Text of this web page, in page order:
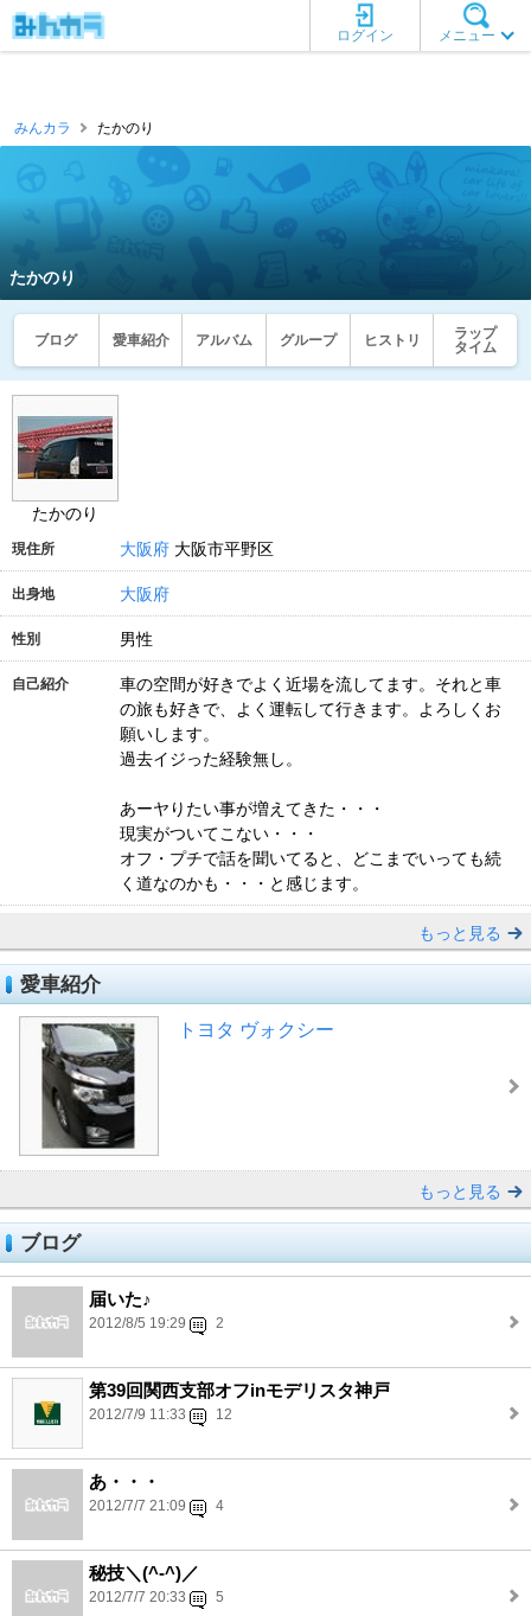
メニュー
ログイン
みんカラ たかのり
たかのり
ブログ 愛車紹介 アルバム グループ ヒストリ
ラップ
タイム
たかのり
現住所 大阪府 大阪市平野区
出身地 大阪府
性別 男性
自己紹介
車の空間が好きでよく近場を流してます。それと車
の旅も好きで、よく運転して行きます。よろしくお
願いします。
過去イジった経験無し。
あーヤりたい事が増えてきた・・・
現実がついてこない・・・
オフ・プチで話を聞いてると、どこまでいっても続
く道なのかも・・・と感じます。
もっと見る
愛車紹介
トヨタ ヴォクシー
もっと見る
ブログ
届いた♪
2012/8/5 19:29 2
第39回関西支部オフinモデリスタ神戸
2012/7/9 11:33 12
あ・・・
2012/7/7 21:09 4
秘技＼(^-^)／
2012/7/7 20:33 5